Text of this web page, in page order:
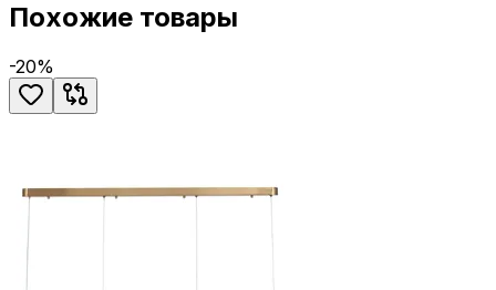
Похожие товары
-20%